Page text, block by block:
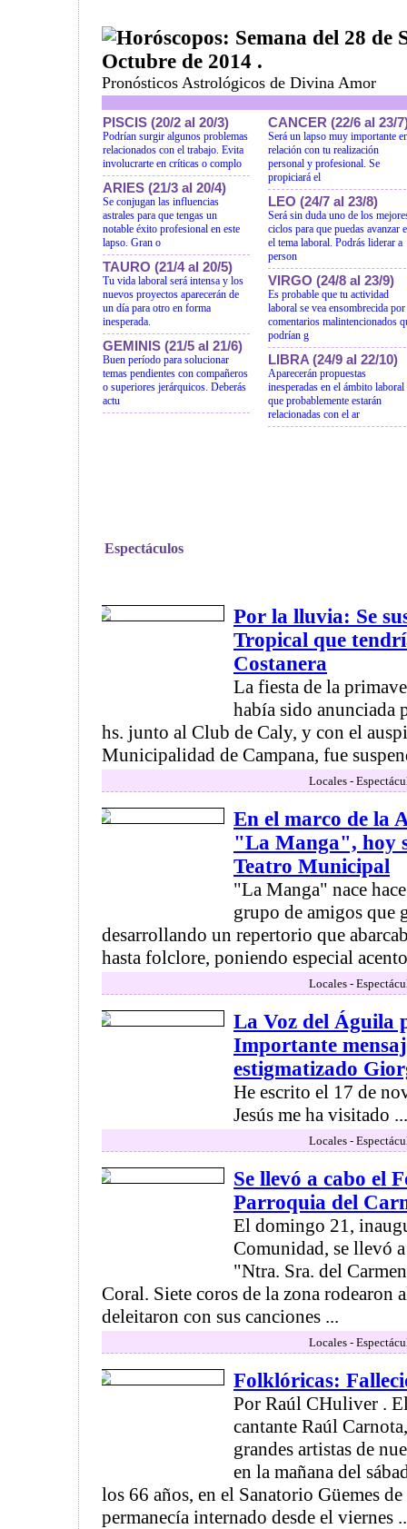
Horóscopos: Semana del 28 de
Octubre de 2014 .
Pronósticos Astrológicos de Divina Amor
PISCIS (20/2 al 20/3)
Podrían surgir algunos problemas
relacionados con el trabajo. Evita
involucrarte en críticas o complo
ARIES (21/3 al 20/4)
Se conjugan las influencias
astrales para que tengas un
notable éxito profesional en este
lapso. Gran o
TAURO (21/4 al 20/5)
Tu vida laboral será intensa y los
nuevos proyectos aparecerán de
un día para otro en forma
inesperada.
GEMINIS (21/5 al 21/6)
Buen período para solucionar
temas pendientes con compañeros
o superiores jerárquicos. Deberás
actu
CANCER (22/6 al 23/
Será un lapso muy importante
relación con tu realización
personal y profesional. Se
propiciará el
LEO (24/7 al 23/8)
Será sin duda uno de los
ciclos para que puedas avanzar
el tema laboral. Podrás liderar a
person
VIRGO (24/8 al 23/9)
Es probable que tu actividad
laboral se vea ensombrecida por
comentarios malintencionados
podrían g
LIBRA (24/9 al 22/10)
Aparecerán propuestas
inesperadas en el ámbito laboral
que probablemente estarán
relacionadas con el ar
Espectáculos
Por la lluvia: Se
Tropical que
Costanera
La fiesta de la
había sido anunciada
hs. junto al Club de Caly, y con el
Municipalidad de Campana, fue
Locales -
En el marco de la
"La Manga", hoy
Teatro Municipal
"La Manga" nace
grupo de amigos que
desarrollando un repertorio que
hasta folclore, poniendo especial
Locales -
La Voz del Águila
Importante
estigmatizado
He escrito el 17 de
Jesús me ha visitado ...
Locales -
Se llevó a cabo el
Parroquia del
El domingo 21,
Comunidad, se llevó
"Ntra. Sra. del
Coral. Siete coros de la zona rodearon
deleitaron con sus canciones ...
Locales -
Folklóricas:
Por Raúl CHuliver .
cantante Raúl
grandes artistas de
en la mañana del
los 66 años, en el Sanatorio Güemes
permanecía internado desde el viernes